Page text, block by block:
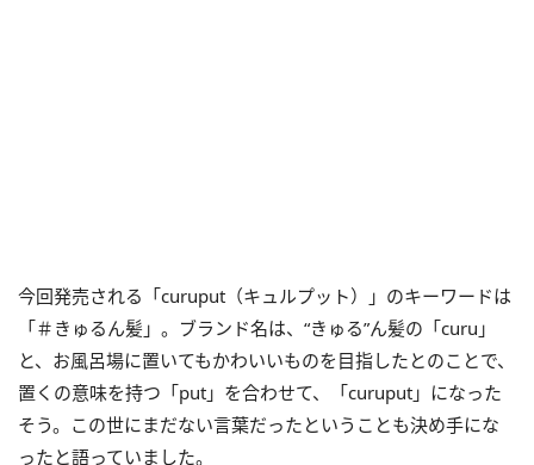
今回発売される「curuput（キュルプット）」のキーワードは
「＃きゅるん髪」。ブランド名は、“きゅる”ん髪の「curu」
と、お風呂場に置いてもかわいいものを目指したとのことで、
置くの意味を持つ「put」を合わせて、「curuput」になった
そう。この世にまだない言葉だったということも決め手にな
ったと語っていました。